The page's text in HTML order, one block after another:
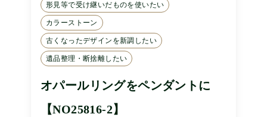
形見等で受け継いだものを使いたい
カラーストーン
古くなったデザインを新調したい
遺品整理・断捨離したい
オパールリングをペンダントに
【NO25816-2】